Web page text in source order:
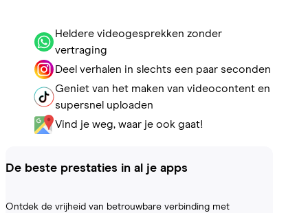
Heldere videogesprekken zonder
vertraging
Deel verhalen in slechts een paar seconden
Geniet van het maken van videocontent en
supersnel uploaden
Vind je weg, waar je ook gaat!
De beste prestaties in al je apps
Ontdek de vrijheid van betrouwbare verbinding met